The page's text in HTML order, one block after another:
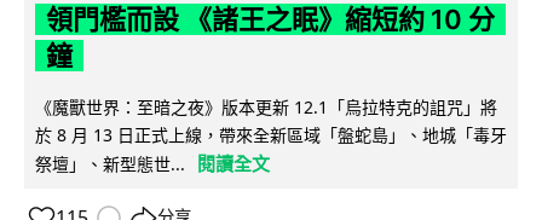
領門檻而設 《諸王之眠》縮短約 10 分
鐘
《魔獸世界：至暗之夜》版本更新 12.1「烏拉特克的詛咒」將
於 8 月 13 日正式上線，帶來全新區域「盤蛇島」、地城「毒牙
祭壇」、新型態世...
閱讀全文